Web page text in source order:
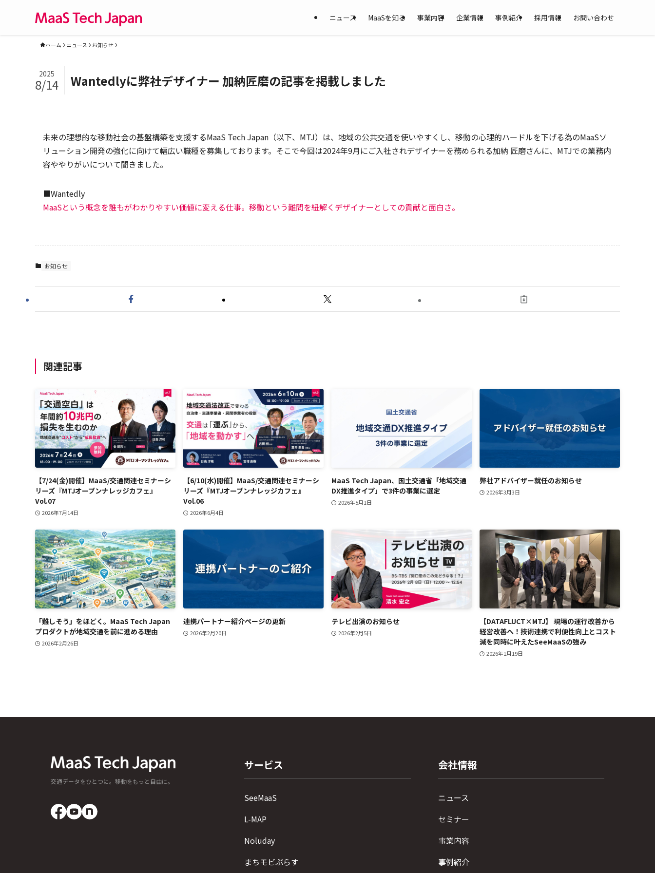
ニュース MaaSを知る 事業内容 企業情報 事例紹介 採用情報 お問い合わせ
ホーム ニュース お知らせ
Wantedlyに弊社デザイナー 加納匠磨の記事を掲載しました
2025
8/14
未来の理想的な移動社会の基盤構築を支援するMaaS Tech Japan（以下、MTJ）は、地域の公共交通を使いやすくし、移動の心理的ハードルを下げる為のMaaSソ
リューション開発の強化に向けて幅広い職種を募集しております。そこで今回は2024年9月にご入社されデザイナーを務められる加納 匠磨さんに、MTJでの業務内
容ややりがいについて聞きました。
■Wantedly
MaaSという概念を誰もがわかりやすい価値に変える仕事。移動という難問を紐解くデザイナーとしての貢献と面白さ。
お知らせ
関連記事
【7/24(金)開催】MaaS/交通関連セミナーシ
リーズ『MTJオープンナレッジカフェ』
Vol.07
2026年7月14日
【6/10(水)開催】MaaS/交通関連セミナーシ
リーズ『MTJオープンナレッジカフェ』
Vol.06
2026年6月4日
MaaS Tech Japan、国土交通省「地域交通
DX推進タイプ」で3件の事業に選定
2026年5月1日
弊社アドバイザー就任のお知らせ
2026年3月3日
「難しそう」をほどく。MaaS Tech Japan
プロダクトが地域交通を前に進める理由
2026年2月26日
連携パートナー紹介ページの更新
2026年2月20日
テレビ出演のお知らせ
2026年2月5日
【DATAFLUCT×MTJ】 現場の運行改善から
経営改善へ！技術連携で利便性向上とコスト
減を同時に叶えたSeeMaaSの強み
2026年1月19日
交通データをひとつに。移動をもっと自由に。
サービス
SeeMaaS
L-MAP
Noluday
まちモビぷらす
会社情報
ニュース
セミナー
事業内容
事例紹介